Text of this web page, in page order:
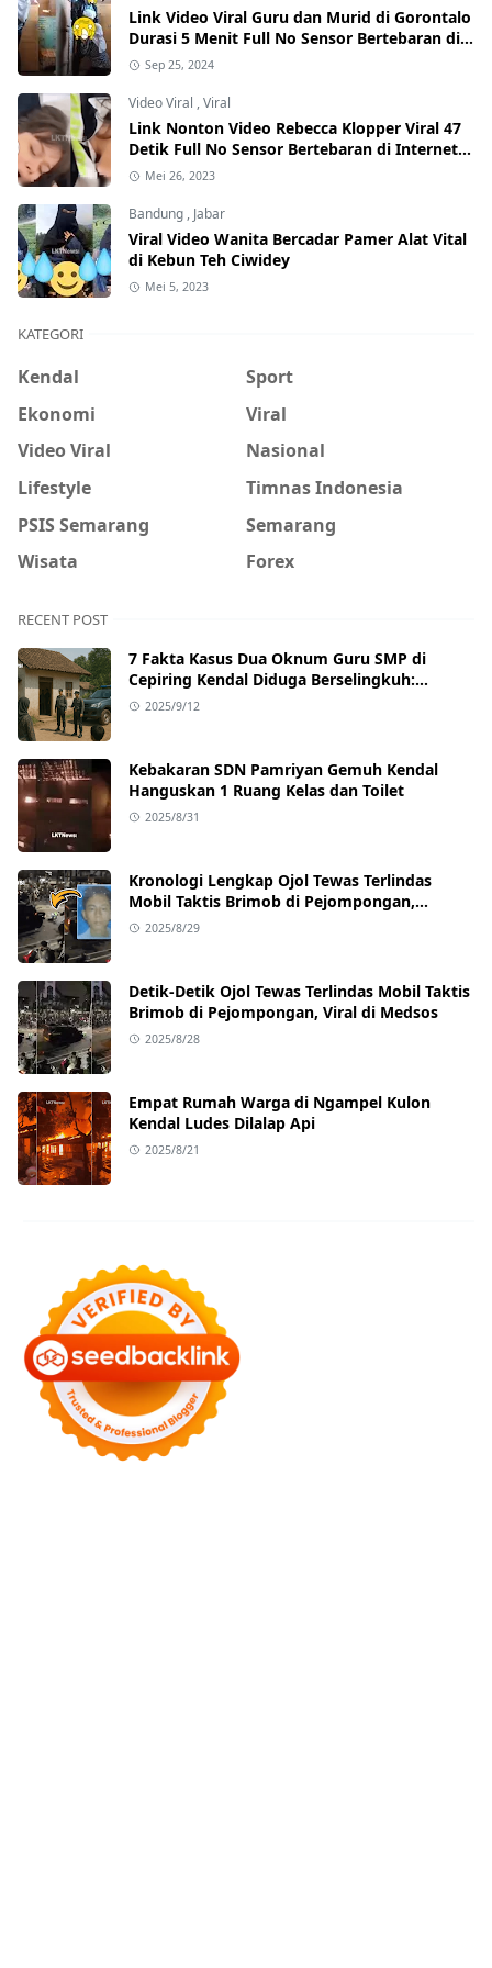
Link Video Viral Guru dan Murid di Gorontalo
Durasi 5 Menit Full No Sensor Bertebaran di
Internet, Hati-Hati Phising!
Sep 25, 2024
Video Viral ,Viral
Link Nonton Video Rebecca Klopper Viral 47
Detik Full No Sensor Bertebaran di Internet,
Hati-Hati Phising!
Mei 26, 2023
Bandung , Jabar
Viral Video Wanita Bercadar Pamer Alat Vital
di Kebun Teh Ciwidey
Mei 5, 2023
KATEGORI
Kendal
Sport
Ekonomi
Viral
Video Viral
Nasional
Lifestyle
Timnas Indonesia
PSIS Semarang
Semarang
Wisata
Forex
RECENT POST
7 Fakta Kasus Dua Oknum Guru SMP di
Cepiring Kendal Diduga Berselingkuh:
Kronologi, Pengakuan, hingga Sanksi
2025/9/12
Kebakaran SDN Pamriyan Gemuh Kendal
Hanguskan 1 Ruang Kelas dan Toilet
2025/8/31
Kronologi Lengkap Ojol Tewas Terlindas
Mobil Taktis Brimob di Pejompongan,
Ternyata Sedang Antar Orderan
2025/8/29
Detik-Detik Ojol Tewas Terlindas Mobil Taktis
Brimob di Pejompongan, Viral di Medsos
2025/8/28
Empat Rumah Warga di Ngampel Kulon
Kendal Ludes Dilalap Api
2025/8/21